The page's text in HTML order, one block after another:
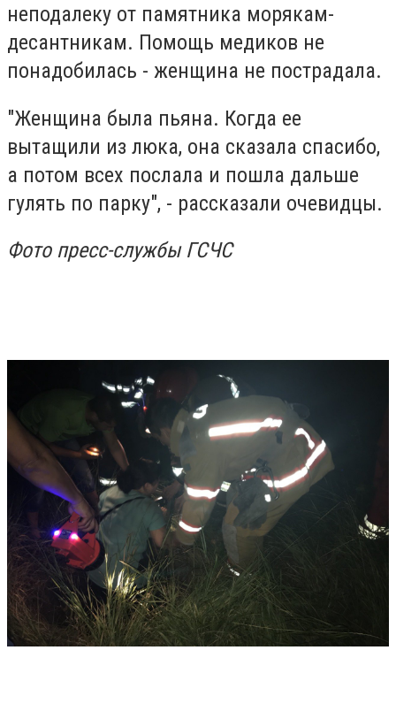
неподалеку от памятника морякам-
десантникам. Помощь медиков не
понадобилась - женщина не пострадала.
"Женщина была пьяна. Когда ее
вытащили из люка, она сказала спасибо,
а потом всех послала и пошла дальше
гулять по парку", - рассказали очевидцы.
Фото пресс-службы ГСЧС